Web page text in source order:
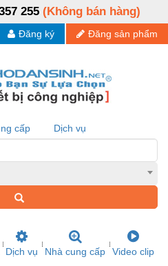
255 (Không bán hàng)
Đăng sản phẩm
Đăng ký
cấp Dịch vụ
Dịch vụ Nhà cung cấp Video clip